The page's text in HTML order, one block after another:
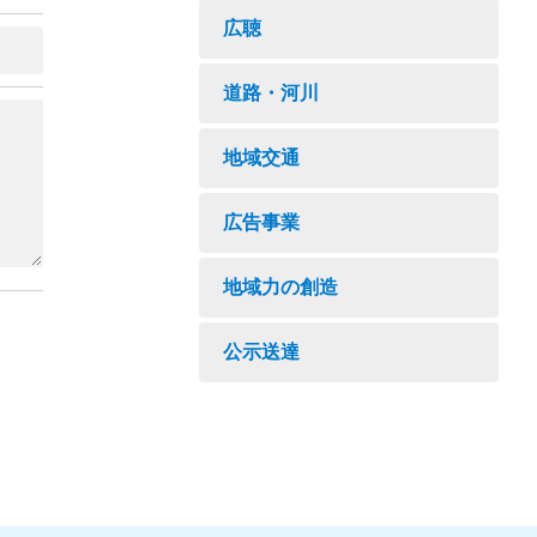
広聴
道路・河川
地域交通
広告事業
地域力の創造
公示送達